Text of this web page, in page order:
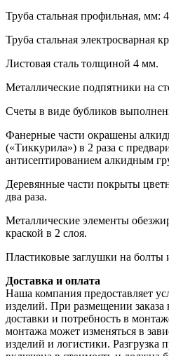
Труба стальная профильная, мм:
Труба стальная электросварная
Листовая сталь толщиной 4 мм.
Металлические подпятники на
Счеты в виде бубликов
Фанерные части окрашены
(«Тиккурила») в 2 раза с
антисептированием алкидным
Деревянные части покрыты
два раза.
Металлические элементы
краской в 2 слоя.
Пластиковые заглушки на болты
Доставка и оплата
Наша компания предоставляет
изделий. При размещении заказа
доставки и потребность в
монтажа может изменяться в
изделий и логистики. Разгрузка